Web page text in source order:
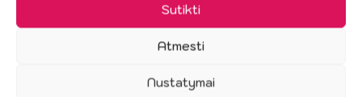
Sutikti
Atmesti
Nustatymai